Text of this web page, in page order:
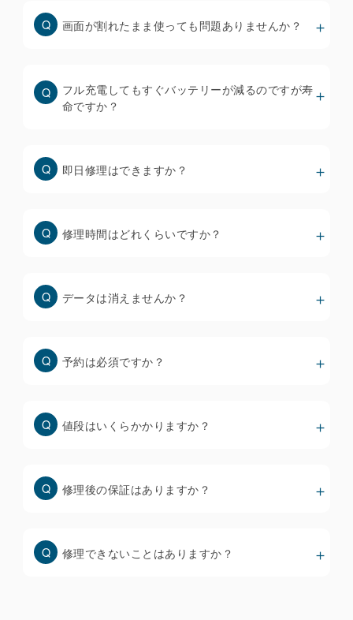
応しており、iOS18.1以降で正常に動作することを
確認しています。
に必要なデータを移植するための機器を全店に配備
していますが、交換前のディスプレイからTrueTone
なります。
・ホームページには安い修理料金のみを提示して、来
いです。
・破損状態を軽度、重度で価格を変えている修理店も
安いディスプレイは色味やタッチ操作性が悪いだけで
なく、すぐに不具合を起こすリスクが高くなりますの
スマホ画面修理の価格と品質について
画面が割れたまま使っても問題ありませんか？
フル充電してもすぐバッテリーが減るのですが寿
命ですか？
即日修理はできますか？
修理時間はどれくらいですか？
データは消えませんか？
予約は必須ですか？
値段はいくらかかりますか？
修理後の保証はありますか？
修理できないことはありますか？